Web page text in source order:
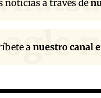
noticias a través de
anuestro canal